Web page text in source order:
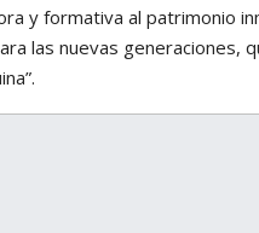
y formativa al patrimonio
las nuevas generaciones,